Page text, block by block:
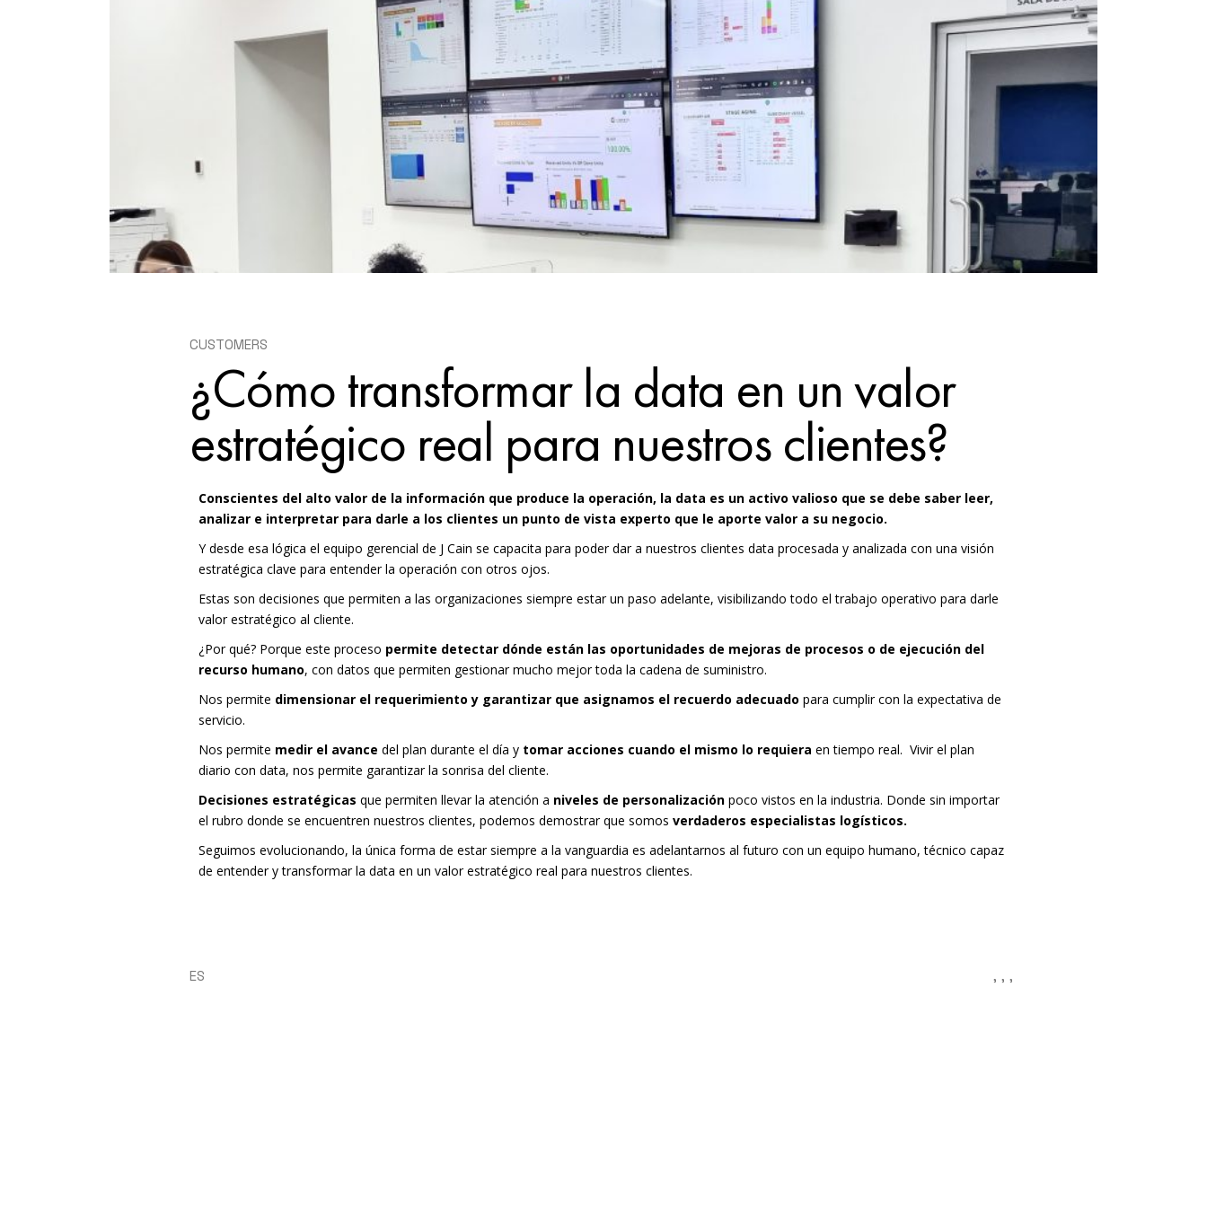
FULFILLMENT CENTER
CUSTOMERS
¿Cómo transformar la data en un valor
estratégico real para nuestros clientes?
Conscientes del alto valor de la información que produce la operación, la data es un activo valioso que se debe saber leer,
analizar e interpretar para darle a los clientes un punto de vista experto que le aporte valor a su negocio.
Y desde esa lógica el equipo gerencial de J Cain se capacita para poder dar a nuestros clientes data procesada y analizada con una visión
estratégica clave para entender la operación con otros ojos.
Estas son decisiones que permiten a las organizaciones siempre estar un paso adelante, visibilizando todo el trabajo operativo para darle
valor estratégico al cliente.
¿Por qué? Porque este proceso permite detectar dónde están las oportunidades de mejoras de procesos o de ejecución del
recurso humano, con datos que permiten gestionar mucho mejor toda la cadena de suministro.
Nos permite dimensionar el requerimiento y garantizar que asignamos el recuerdo adecuado para cumplir con la expectativa de
servicio.
Nos permite medir el avance del plan durante el día y tomar acciones cuando el mismo lo requiera en tiempo real. Vivir el plan
diario con data, nos permite garantizar la sonrisa del cliente.
Decisiones estratégicas que permiten llevar la atención a niveles de personalización poco vistos en la industria. Donde sin importar
el rubro donde se encuentren nuestros clientes, podemos demostrar que somosverdaderos especialistas logísticos.
Seguimos evolucionando, la única forma de estar siempre a la vanguardia es adelantarnos al futuro con un equipo humano, técnico capaz
de entender y transformar la data en un valor estratégico real para nuestros clientes.
ES